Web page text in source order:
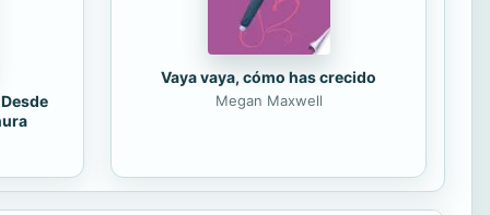
Vaya vaya, cómo has crecido
Megan Maxwell